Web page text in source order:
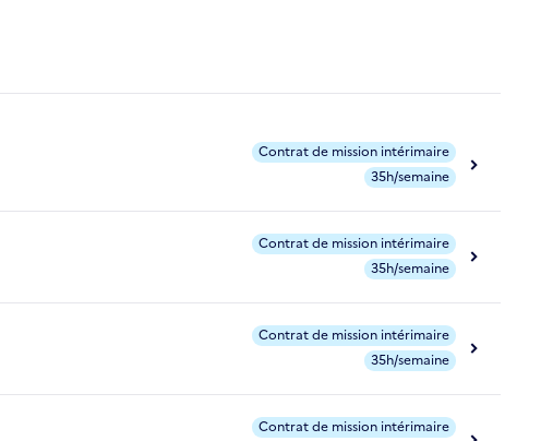
Contrat de mission intérimaire
35h/semaine
Contrat de mission intérimaire
35h/semaine
Contrat de mission intérimaire
35h/semaine
Contrat de mission intérimaire